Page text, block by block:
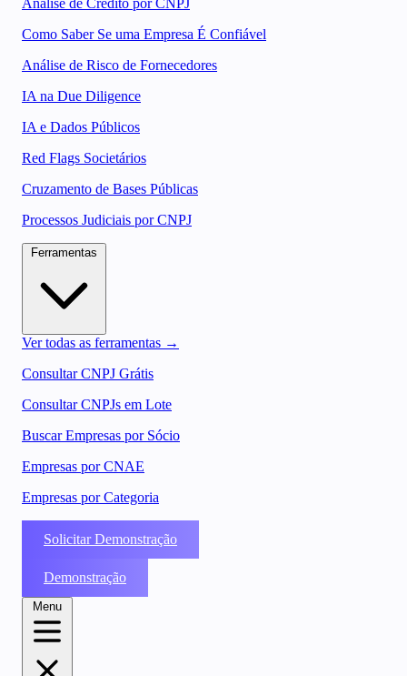
Análise de Crédito por CNPJ
Como Saber Se uma Empresa É Confiável
Análise de Risco de Fornecedores
IA na Due Diligence
IA e Dados Públicos
Red Flags Societários
Cruzamento de Bases Públicas
Processos Judiciais por CNPJ
Ver todas as ferramentas →
Consultar CNPJ Grátis
Consultar CNPJs em Lote
Buscar Empresas por Sócio
Empresas por CNAE
Empresas por Categoria
Solicitar Demonstração
Demonstração
Menu